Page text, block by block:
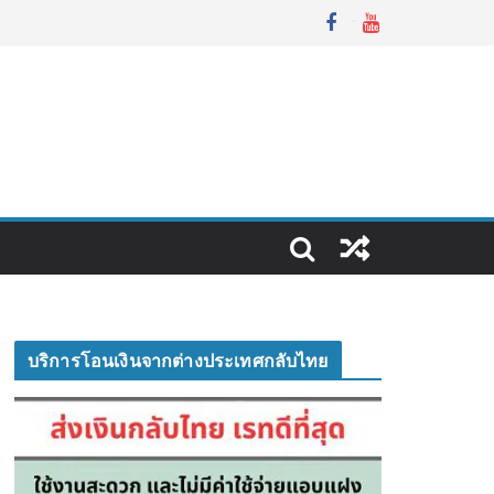
บริการโอนเงินจากต่างประเทศกลับไทย